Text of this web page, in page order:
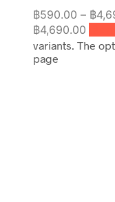
฿590.00 – ฿
฿4,690.00
variants. The
page